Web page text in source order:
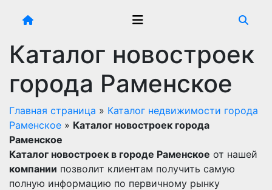
Каталог новостроек
города Раменское
Главная страница » Каталог недвижимости города
Раменское » Каталог новостроек города
Раменское
Каталог новостроек в городе Раменское от нашей
компании позволит клиентам получить самую
полную информацию по первичному рынку